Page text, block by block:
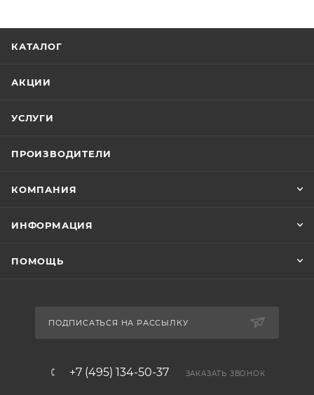
КАТАЛОГ
АКЦИИ
УСЛУГИ
ПРОИЗВОДИТЕЛИ
КОМПАНИЯ
ИНФОРМАЦИЯ
ПОМОЩЬ
ПОДПИСАТЬСЯ НА РАССЫЛКУ
+7 (495) 134-50-37 ЗАКАЗАТЬ ЗВОНОК